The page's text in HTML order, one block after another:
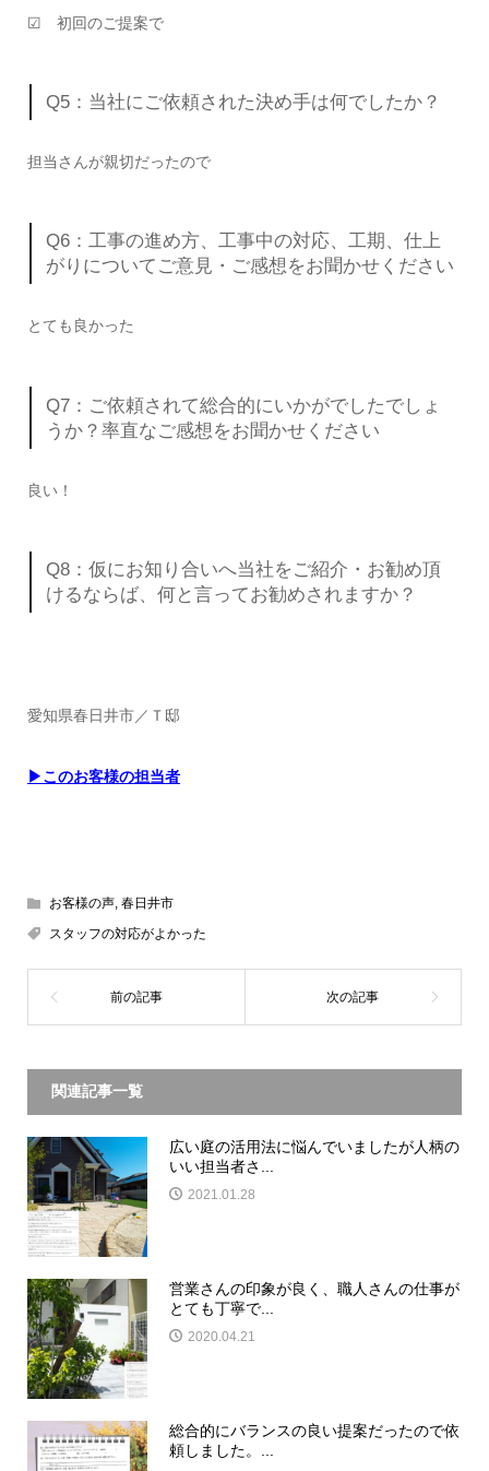
☑ 初回のご提案で
Q5：当社にご依頼された決め手は何でしたか？
担当さんが親切だったので
Q6：工事の進め方、工事中の対応、工期、仕上
がりについてご意見・ご感想をお聞かせください
とても良かった
Q7：ご依頼されて総合的にいかがでしたでしょ
うか？率直なご感想をお聞かせください
良い！
Q8：仮にお知り合いへ当社をご紹介・お勧め頂
けるならば、何と言ってお勧めされますか？
愛知県春日井市／Ｔ邸
▶このお客様の担当者
お客様の声, 春日井市
スタッフの対応がよかった
関連記事一覧
広い庭の活用法に悩んでいましたが人柄の
いい担当者さ...
2021.01.28
営業さんの印象が良く、職人さんの仕事が
とても丁寧で...
2020.04.21
総合的にバランスの良い提案だったので依
頼しました。...